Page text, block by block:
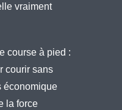
vraiment
course à pied :
courir sans
économique
la force